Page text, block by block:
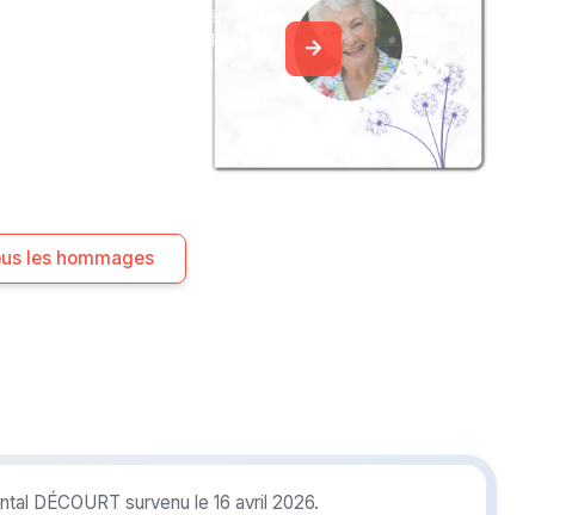
un album collaboratif en réunissant
à Chantal DÉCOURT, pour
les hommages
DÉCOURT survenu le 16 avril 2026.